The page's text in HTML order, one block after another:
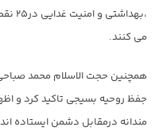
می کنند.
همچنین حجت الاسلام محمد
جفظ روحیه بسیجی تاکید کرد و
مندانه درمقابل دشمن ایستاده